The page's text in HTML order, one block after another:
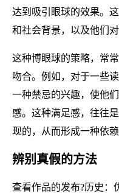
达到吸引眼球的效果。
和社会背景，以及他们
这种博眼球的策略，常
吻合。例如，对于一些
一种禁忌的兴趣，使他
感。这种满足感，往往
现的，从而形成一种依赖
辨别真假的方法
查看作品的发布?历史：